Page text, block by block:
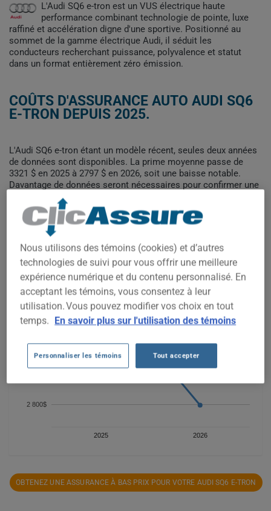
L'Audi SQ6 e-tron est un VUS électrique haute
performance combinant technologie de pointe, luxe
raffiné et accélération digne d'une sportive. Positionné au
sommet de la gamme électrique Audi, il séduit les
conducteurs recherchant puissance, polyvalence et statut
dans un format entièrement zéro émission.
COÛTS D'ASSURANCE AUTO AUDI SQ6
E-TRON DEPUIS 2025.
L'Audi SQ6 e-tron étant un modèle récent, seules deux années
de données sont disponibles. La prime moyenne passe de
3321 $ en 2025 à 2797 $ en 2026, soit une baisse notable.
Davantage de données seront nécessaires pour confirmer une
tendance à long terme.
Pour trouver la meilleur assurance pour votre véhicule AUDI
SQ6 E-TRON, il est plus important que jamais de comparer les
options disponibles.
2025 2026
2 800$
3 000$
OBTENEZ UNE ASSURANCE À BAS PRIX POUR VOTRE AUDI SQ6 E-TRON
Nous utilisons des témoins (cookies) et d’autres
technologies de suivi pour vous offrir une meilleure
expérience numérique et du contenu personnalisé. En
acceptant les témoins, vous consentez à leur
utilisation. Vous pouvez modifier vos choix en tout
temps. En savoir plus sur l'utilisation des témoins
Personnaliser les témoins Tout accepter